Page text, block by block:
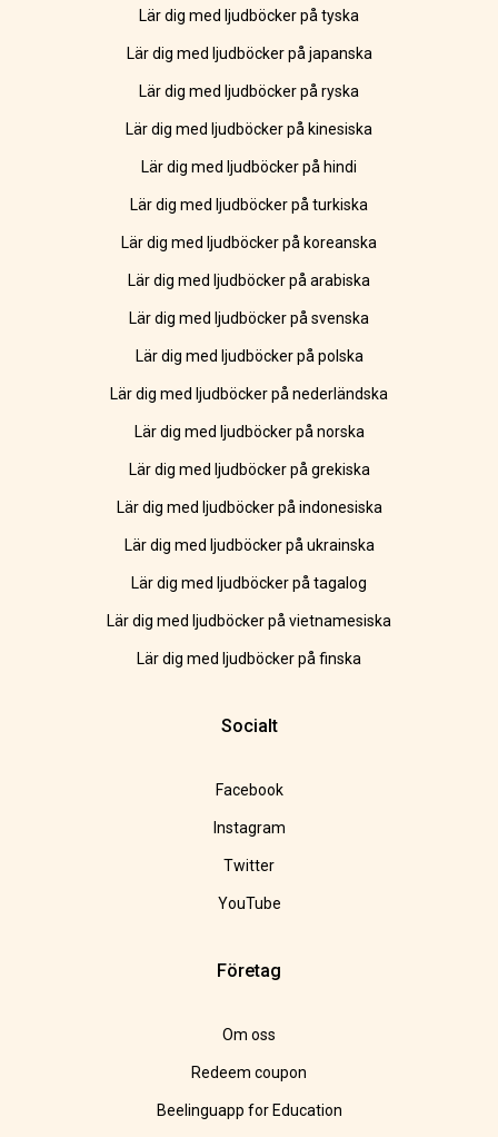
Lär dig med ljudböcker på tyska
Lär dig med ljudböcker på japanska
Lär dig med ljudböcker på ryska
Lär dig med ljudböcker på kinesiska
Lär dig med ljudböcker på hindi
Lär dig med ljudböcker på turkiska
Lär dig med ljudböcker på koreanska
Lär dig med ljudböcker på arabiska
Lär dig med ljudböcker på svenska
Lär dig med ljudböcker på polska
Lär dig med ljudböcker på nederländska
Lär dig med ljudböcker på norska
Lär dig med ljudböcker på grekiska
Lär dig med ljudböcker på indonesiska
Lär dig med ljudböcker på ukrainska
Lär dig med ljudböcker på tagalog
Lär dig med ljudböcker på vietnamesiska
Lär dig med ljudböcker på finska
Socialt
Facebook
Instagram
Twitter
YouTube
Företag
Om oss
Redeem coupon
Beelinguapp for Education